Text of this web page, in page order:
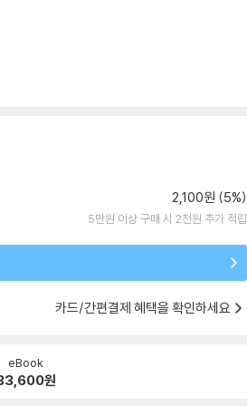
2,100원 (5%)
5만원 이상 구매 시 2천원 추가 적립
카드/간편결제 혜택을 확인하세요
eBook
원